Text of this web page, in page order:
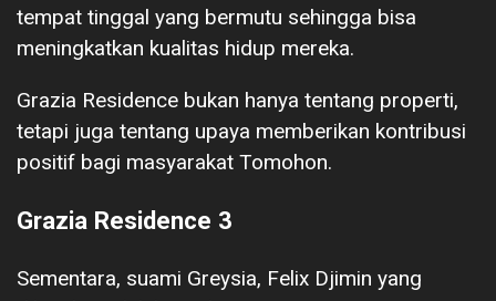
tempat tinggal yang bermutu sehingga bisa
meningkatkan kualitas hidup mereka.
Grazia Residence bukan hanya tentang properti,
tetapi juga tentang upaya memberikan kontribusi
positif bagi masyarakat Tomohon.
Grazia Residence 3
Sementara, suami Greysia, Felix Djimin yang